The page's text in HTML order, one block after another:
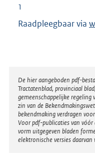
1
Raadpleegbaar via E
r
n
e
l
i
n
Disclaimer
De hier aangeboden pdf-
Tractatenblad, provinciaal
gemeenschappelijke
zin van de
bekendmaking verdragen
Voor pdf-publicaties van
vorm uitgegeven bladen
elektronische versies